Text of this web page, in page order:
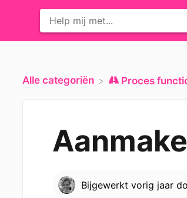
Alle categoriën ​Proces
Bijgewerkt vorig jaar